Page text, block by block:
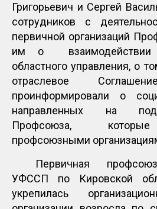
Григорьевич и Сергей
сотрудников с
первичной организаций
им о взаимодействии
областного управления, о
отраслевое
проинформировали о
направленных на
Профсоюза,
профсоюзными
Первичная
УФССП по Кировской
укрепилась